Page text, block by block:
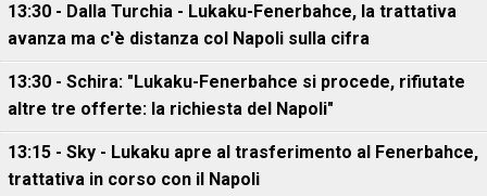
13:30 - Dalla Turchia - Lukaku-Fenerbahce, la trattativa
avanza ma c'è distanza col Napoli sulla cifra
13:30 - Schira: "Lukaku-Fenerbahce si procede, rifiutate
altre tre offerte: la richiesta del Napoli"
13:15 - Sky - Lukaku apre al trasferimento al Fenerbahce,
trattativa in corso con il Napoli